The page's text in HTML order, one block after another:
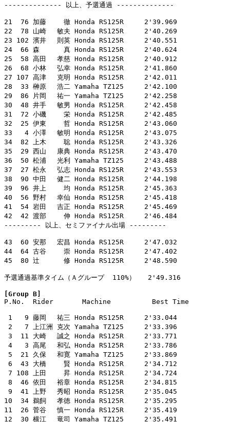
-------------- 以上、予選通過 --------------
21  76 加藤　　 徹 Honda RS125R     2'39.969
22  78 山崎　 敏夫 Honda RS125R     2'40.269
23 102 濱井　 則英 Honda RS125R     2'40.551
24  66 森　　　 真 Honda RS125R     2'40.624
25  58 高田　 孝慈 Honda RS125R     2'40.912
26  68 小林　 弘幸 Honda RS125R     2'41.860
27 107 高津　 克明 Honda RS125R     2'42.011
28  33 榊原　 浩二 Yamaha TZ125     2'42.100
29  86 片岡　 祐一 Yamaha TZ125     2'42.258
30  48 井手　 敏男 Honda RS125R     2'42.458
31  72 小磯　　 栄 Honda RS125R     2'42.485
32  25 伊東　　 哲 Honda RS125R     2'43.060
33   4 小澤　 敏明 Honda RS125R     2'43.075
34  82 上木　　 聡 Honda RS125R     2'43.326
35  29 西山　 康典 Honda RS125R     2'43.470
36  50 松浦　 光利 Yamaha TZ125     2'43.488
37  27 松永　 弘志 Honda RS125R     2'43.553
38  90 中田　 健二 Honda RS125R     2'44.198
39  96 井上　　 均 Honda RS125R     2'45.363
40  56 野村　 幸仙 Honda RS125R     2'45.418
41  54 岩田　 吉正 Honda RS125R     2'45.469
42  42 渡部　　 伸 Honda RS125R     2'46.484
--------- 以上、セミファイナル出場 ---------
43  60 安那　 宏昌 Honda RS125R     2'47.032
44  64 古谷　　 崇 Honda RS125R     2'47.402
45  80 辻　　　 修 Honda RS125R     2'48.590
予選通過基準タイム（Ａグループ  110%）   2'49.316
[Group B]
P.No.  Rider       Machine          Best Time
1   9 藤岡　 祐三 Honda RS125R     2'33.044
2   7 上江洲 克次 Yamaha TZ125     2'33.396
3  11 大崎　 誠之 Honda RS125R     2'33.771
4   3 高尾　 和弘 Honda RS125R     2'33.786
5  21 久保　 和寛 Yamaha TZ125     2'33.869
6  43 大橋　　 賢 Honda RS125R     2'34.712
7 108 上田　　 昇 Honda RS125R     2'34.724
8  46 依田　 裕章 Honda RS125R     2'34.815
9  41 上野　 秀昭 Honda RS125R     2'35.045
10  34 鵜飼　 孝徳 Honda RS125R     2'35.295
11  26 菅谷　 慎一 Honda RS125R     2'35.419
12  30 横江　 竜司 Yamaha TZ125     2'35.491